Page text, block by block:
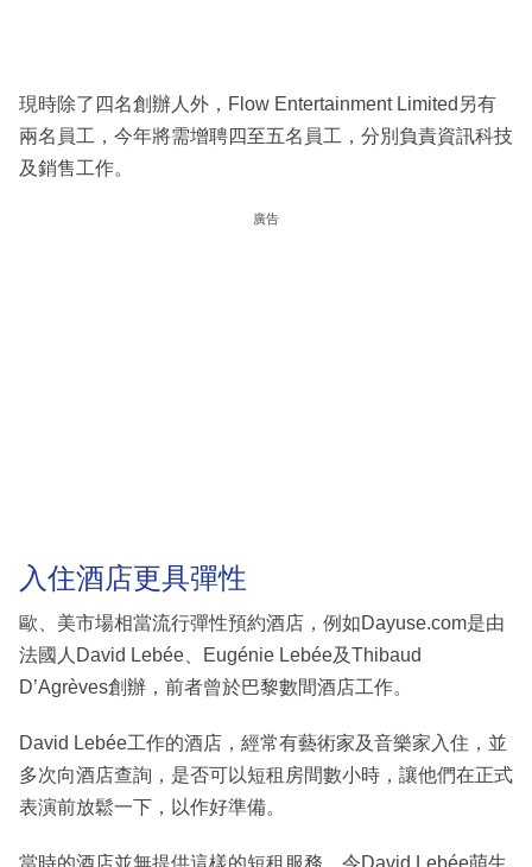
現時除了四名創辦人外，Flow Entertainment Limited另有
兩名員工，今年將需增聘四至五名員工，分別負責資訊科技
及銷售工作。
廣告
入住酒店更具彈性
歐、美市場相當流行彈性預約酒店，例如Dayuse.com是由
法國人David Lebée、Eugénie Lebée及Thibaud
D’Agrèves創辦，前者曾於巴黎數間酒店工作。
David Lebée工作的酒店，經常有藝術家及音樂家入住，並
多次向酒店查詢，是否可以短租房間數小時，讓他們在正式
表演前放鬆一下，以作好準備。
當時的酒店並無提供這樣的短租服務，令David Lebée萌生